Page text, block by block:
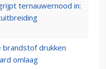
ternauwernood in:
brandstof drukken
omlaag